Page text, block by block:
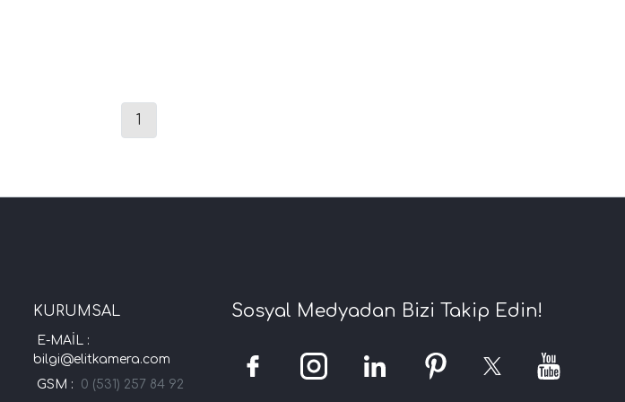
1
KURUMSAL
E-MAİL :
bilgi@elitkamera.com
GSM : 0 (531) 257 84 92
Sosyal Medyadan Bizi Takip Edin!